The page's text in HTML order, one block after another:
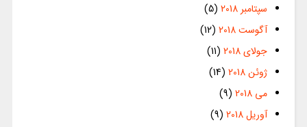
سپتامبر 2018
(5)
آگوست 2018
(12)
جولای 2018
(11)
ژوئن 2018
(14)
می 2018
(9)
آوریل 2018
(9)